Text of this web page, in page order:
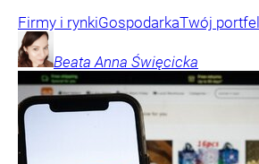
Firmy i rynkiGospodarkaTwój portfel
Beata Anna Święcicka